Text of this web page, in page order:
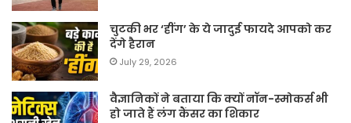
चुटकी भर ‘हींग’ के ये जादुई फायदे आपको कर
देंगे हैरान
July 29, 2026
वैज्ञानिकों ने बताया कि क्यों नॉन-स्मोकर्स भी
हो जाते हैं लंग कैंसर का शिकार